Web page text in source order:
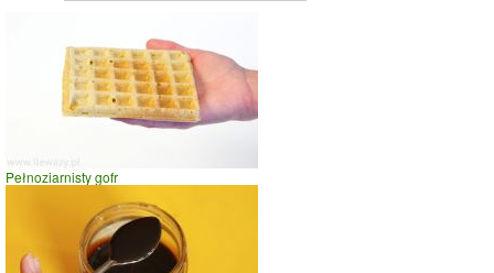
Czas potrzebny na spalenie porcji ze zdjęcia
wadze70kg -zobacz dla swojej wagi
szybki taniec,trucht
prasowanie
prowadzenie samochodu
Pełnoziarnisty gofr